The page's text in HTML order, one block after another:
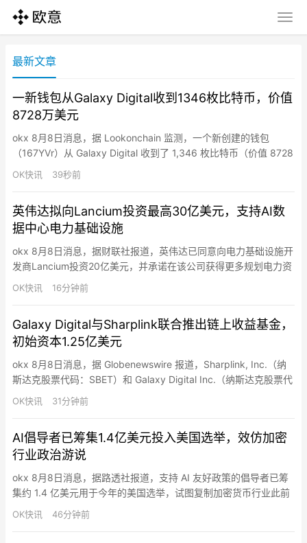
最新文章
一新钱包从Galaxy Digital收到1346枚比特币，价值
8728万美元
okx 8月8日消息，据 Lookonchain 监测，一个新创建的钱包
（167YVr）从 Galaxy Digital 收到了 1,346 枚比特币（价值 8728
万美元）。
OK快讯 39秒前
英伟达拟向Lancium投资最高30亿美元，支持AI数
据中心电力基础设施
okx 8月8日消息，据财联社报道，英伟达已同意向电力基础设施开
发商Lancium投资20亿美元，并承诺在该公司获得更多规划电力资
源后追加投资10亿美元。据悉，此次交易对Lancium及其土地和电
力连接资产的企业价值估值约为100亿美元，其中包括投资金额及
位于美国得克萨斯州、服务于OpenAI和…
OK快讯 16分钟前
Galaxy Digital与Sharplink联合推出链上收益基金，
初始资本1.25亿美元
okx 8月8日消息，据 Globenewswire 报道，Sharplink, Inc.（纳
斯达克股票代码：SBET）和 Galaxy Digital Inc.（纳斯达克股票代
码：GLXY）联合宣布推出 Galaxy Sharplink Onchain Yield
Fund。该基金是首个旨在将资金投入链上收益策略和特定投资项目
OK快讯 31分钟前
AI倡导者已筹集1.4亿美元投入美国选举，效仿加密
行业政治游说
okx 8月8日消息，据路透社报道，支持 AI 友好政策的倡导者已筹
集约 1.4 亿美元用于今年的美国选举，试图复制加密货币行业此前
的政治成功模式。在上届美国大选中，数字货币倡导者投入 2 亿美
元的竞选资金获得了丰厚的回报：国会迅速通过了稳定币立法，并
OK快讯 46分钟前